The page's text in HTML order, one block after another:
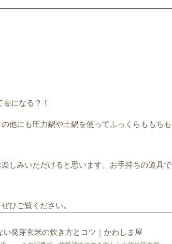
他にも圧力鍋や土鍋を使ってふっくらももちも
しみいただけると思います。お手持ちの道具で
ひご覧ください。
発芽玄米の炊き方とコツ｜かわしま屋